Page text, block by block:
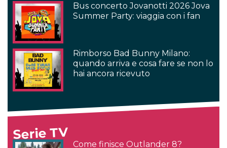
Bus concerto Jovanotti 2026 Jova
Summer Party: viaggia con i fan
Rimborso Bad Bunny Milano:
quando arriva e cosa fare se non lo
hai ancora ricevuto
Serie TV
Come finisce Outlander 8?